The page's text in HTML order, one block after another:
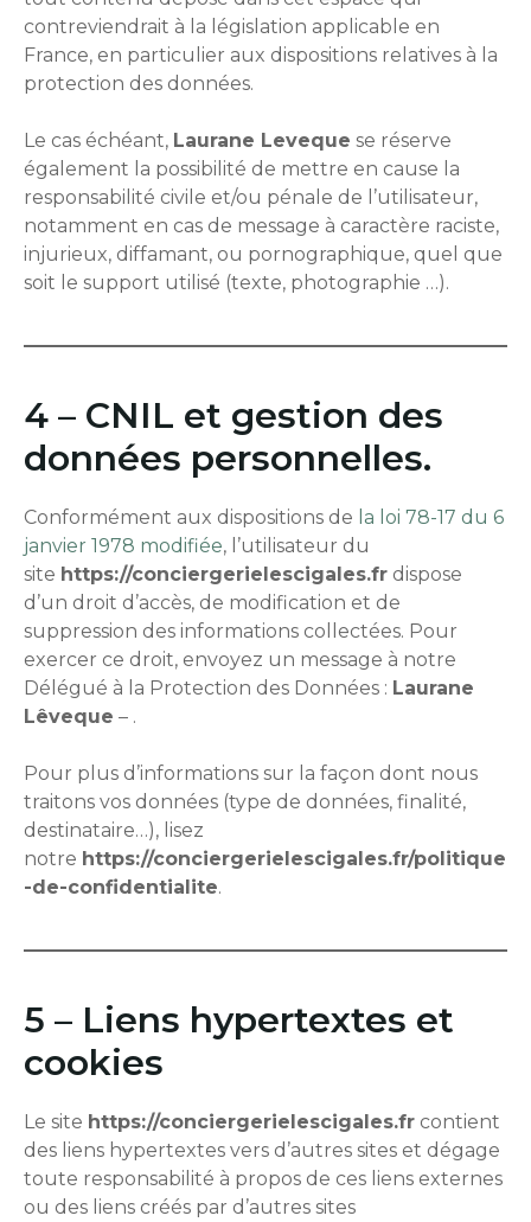
contreviendrait à la législation applicable en
France, en particulier aux dispositions relatives à la
protection des données.
Le cas échéant, Laurane Leveque se réserve
également la possibilité de mettre en cause la
responsabilité civile et/ou pénale de l’utilisateur,
notamment en cas de message à caractère raciste,
injurieux, diffamant, ou pornographique, quel que
soit le support utilisé (texte, photographie …).
4 – CNIL et gestion des
données personnelles.
Conformément aux dispositions de la loi 78-17 du 6
janvier 1978 modifiée, l’utilisateur du
site https://conciergerielescigales.fr dispose
d’un droit d’accès, de modification et de
suppression des informations collectées. Pour
exercer ce droit, envoyez un message à notre
Délégué à la Protection des Données : Laurane
Lêveque – .
Pour plus d’informations sur la façon dont nous
traitons vos données (type de données, finalité,
destinataire…), lisez
notre https://conciergerielescigales.fr/politique
-de-confidentialite.
5 – Liens hypertextes et
cookies
Le site https://conciergerielescigales.fr contient
des liens hypertextes vers d’autres sites et dégage
toute responsabilité à propos de ces liens externes
ou des liens créés par d’autres sites